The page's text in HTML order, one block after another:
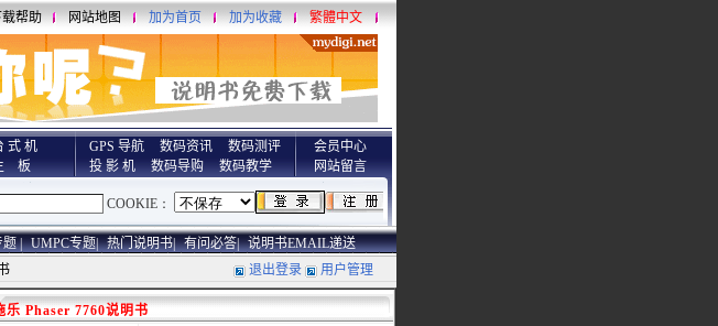
帮助 网站地图 加为首页 加为收藏 繁體中文
式 机
板
GPS 导航 数码资讯
数码测评
投 影 机
数码导购 数码教学
会员中心
网站留言
| UMPC专题| 热门说明书| 有问必答| 说明书EMAIL递送
退出登录 用户管理
乐 Phaser 7760说明书